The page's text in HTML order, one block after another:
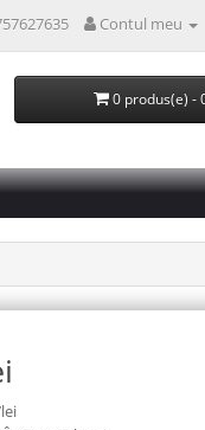
Contul meu
0 produs(e) -